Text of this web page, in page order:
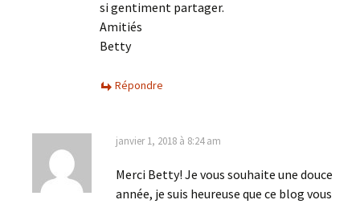
si gentiment partager.
Amitiés
Betty
Répondre
janvier 1, 2018 à 8:24 am
Merci Betty! Je vous souhaite une douce
année, je suis heureuse que ce blog vous